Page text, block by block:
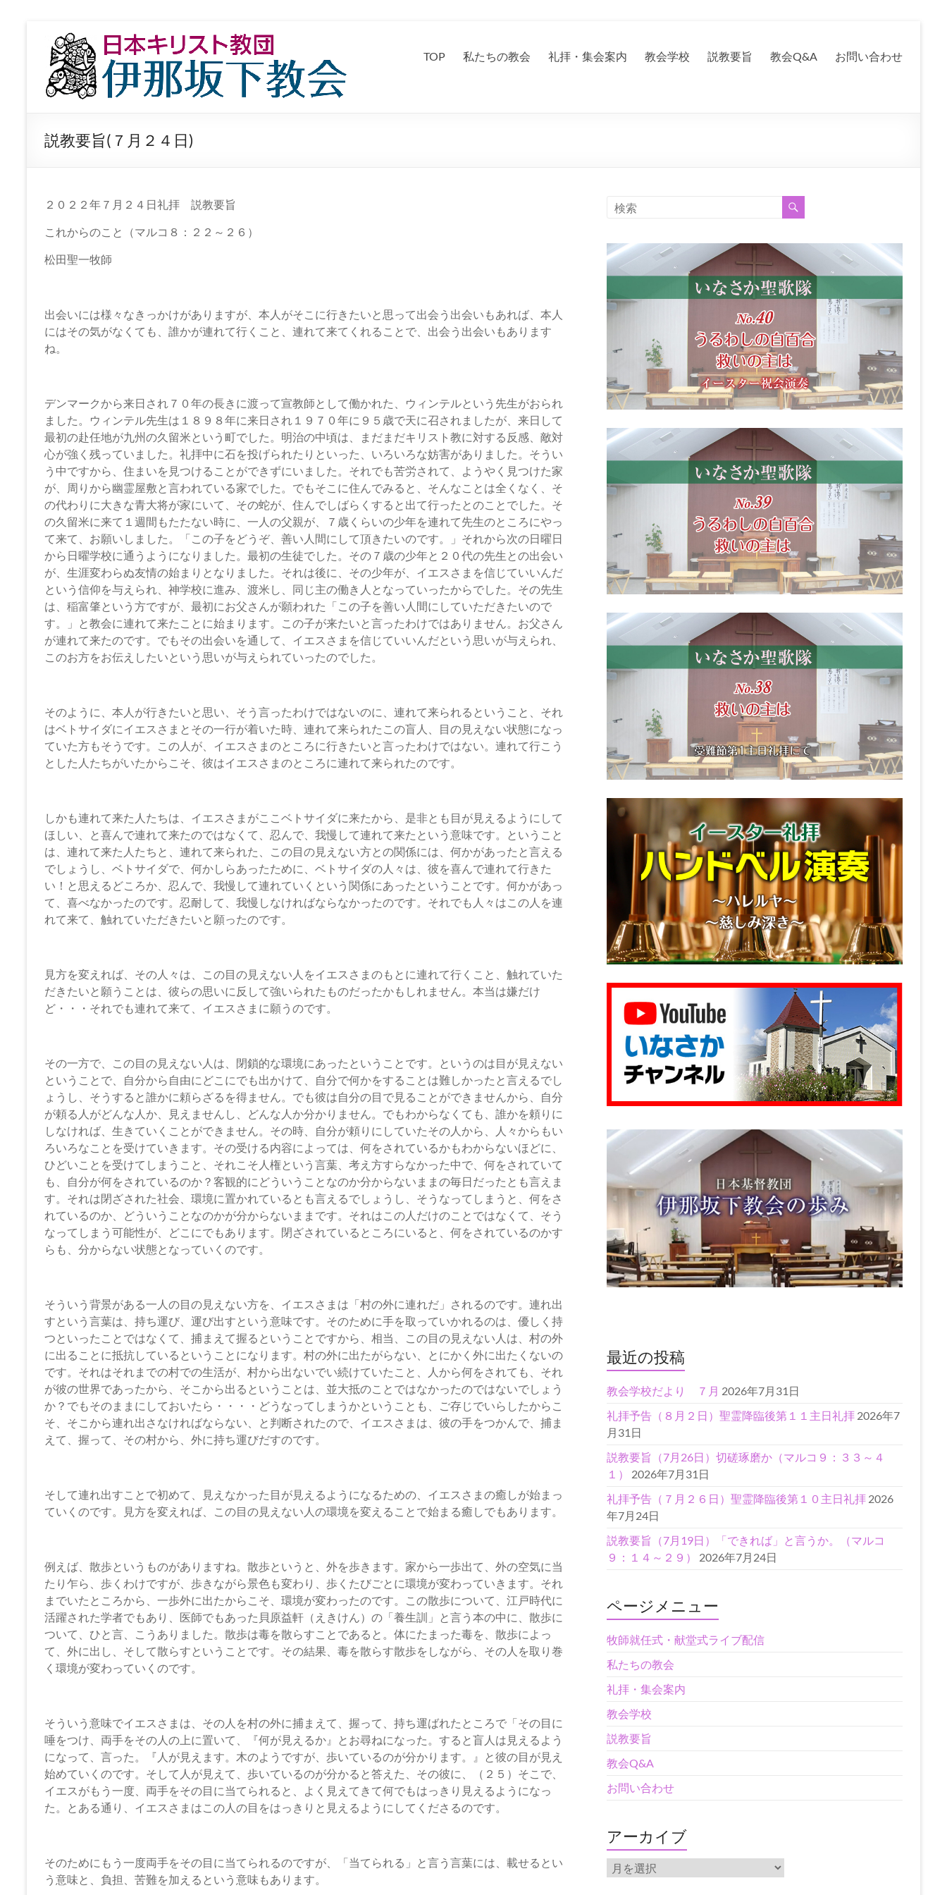
日
本
キ
リ
ス
教
団
伊
坂
下
会
イ
エ
ス・
キ
リ
ス
ト
の
父
な
る
神
TOP 私たちの教会 礼拝・集会案内 教会学校 説教要旨 教会Q&A お問い合わせ
説教要旨(７月２４日)
２０２２年７月２４日礼拝 説教要旨
これからのこと（マルコ８：２２～２６）
松田聖一牧師
出会いには様々なきっかけがありますが、本人がそこに行きたいと思って出会う出会いもあれば、本人
にはその気がなくても、誰かが連れて行くこと、連れて来てくれることで、出会う出会いもあります
ね。
デンマークから来日され７０年の長きに渡って宣教師として働かれた、ウィンテルという先生がおられ
ました。ウィンテル先生は１８９８年に来日され１９７０年に９５歳で天に召されましたが、来日して
最初の赴任地が九州の久留米という町でした。明治の中頃は、まだまだキリスト教に対する反感、敵対
心が強く残っていました。礼拝中に石を投げられたりといった、いろいろな妨害がありました。そうい
う中ですから、住まいを見つけることができずにいました。それでも苦労されて、ようやく見つけた家
が、周りから幽霊屋敷と言われている家でした。でもそこに住んでみると、そんなことは全くなく、そ
の代わりに大きな青大将が家にいて、その蛇が、住んでしばらくすると出て行ったとのことでした。そ
の久留米に来て１週間もたたない時に、一人の父親が、７歳くらいの少年を連れて先生のところにやっ
て来て、お願いしました。「この子をどうぞ、善い人間にして頂きたいのです。」それから次の日曜日
から日曜学校に通うようになりました。最初の生徒でした。その７歳の少年と２０代の先生との出会い
が、生涯変わらぬ友情の始まりとなりました。それは後に、その少年が、イエスさまを信じていいんだ
という信仰を与えられ、神学校に進み、渡米し、同じ主の働き人となっていったからでした。その先生
は、稲富肇という方ですが、最初にお父さんが願われた「この子を善い人間にしていただきたいので
す。」と教会に連れて来たことに始まります。この子が来たいと言ったわけではありません。お父さん
が連れて来たのです。でもその出会いを通して、イエスさまを信じていいんだという思いが与えられ、
このお方をお伝えしたいという思いが与えられていったのでした。
そのように、本人が行きたいと思い、そう言ったわけではないのに、連れて来られるということ、それ
はベトサイダにイエスさまとその一行が着いた時、連れて来られたこの盲人、目の見えない状態になっ
ていた方もそうです。この人が、イエスさまのところに行きたいと言ったわけではない。連れて行こう
とした人たちがいたからこそ、彼はイエスさまのところに連れて来られたのです。
しかも連れて来た人たちは、イエスさまがここベトサイダに来たから、是非とも目が見えるようにして
ほしい、と喜んで連れて来たのではなくて、忍んで、我慢して連れて来たという意味です。ということ
は、連れて来た人たちと、連れて来られた、この目の見えない方との関係には、何かがあったと言える
でしょうし、ベトサイダで、何かしらあったために、ベトサイダの人々は、彼を喜んで連れて行きた
い！と思えるどころか、忍んで、我慢して連れていくという関係にあったということです。何かがあっ
て、喜べなかったのです。忍耐して、我慢しなければならなかったのです。それでも人々はこの人を連
れて来て、触れていただきたいと願ったのです。
見方を変えれば、その人々は、この目の見えない人をイエスさまのもとに連れて行くこと、触れていた
だきたいと願うことは、彼らの思いに反して強いられたものだったかもしれません。本当は嫌だけ
ど・・・それでも連れて来て、イエスさまに願うのです。
その一方で、この目の見えない人は、閉鎖的な環境にあったということです。というのは目が見えない
ということで、自分から自由にどこにでも出かけて、自分で何かをすることは難しかったと言えるでし
ょうし、そうすると誰かに頼らざるを得ません。でも彼は自分の目で見ることができませんから、自分
が頼る人がどんな人か、見えませんし、どんな人か分かりません。でもわからなくても、誰かを頼りに
しなければ、生きていくことができません。その時、自分が頼りにしていたその人から、人々からもい
ろいろなことを受けていきます。その受ける内容によっては、何をされているかもわからないほどに、
ひどいことを受けてしまうこと、それこそ人権という言葉、考え方すらなかった中で、何をされていて
も、自分が何をされているのか？客観的にどういうことなのか分からないままの毎日だったとも言えま
す。それは閉ざされた社会、環境に置かれているとも言えるでしょうし、そうなってしまうと、何をさ
れているのか、どういうことなのかが分からないままです。それはこの人だけのことではなくて、そう
なってしまう可能性が、どこにでもあります。閉ざされているところにいると、何をされているのかす
らも、分からない状態となっていくのです。
そういう背景がある一人の目の見えない方を、イエスさまは「村の外に連れだ」されるのです。連れ出
すという言葉は、持ち運び、運び出すという意味です。そのために手を取っていかれるのは、優しく持
つといったことではなくて、捕まえて握るということですから、相当、この目の見えない人は、村の外
に出ることに抵抗しているということになります。村の外に出たがらない、とにかく外に出たくないの
です。それはそれまでの村での生活が、村から出ないでい続けていたこと、人から何をされても、それ
が彼の世界であったから、そこから出るということは、並大抵のことではなかったのではないでしょう
か？でもそのままにしておいたら・・・・どうなってしまうかということも、ご存じでいらしたからこ
そ、そこから連れ出さなければならない、と判断されたので、イエスさまは、彼の手をつかんで、捕ま
えて、握って、その村から、外に持ち運びだすのです。
そして連れ出すことで初めて、見えなかった目が見えるようになるための、イエスさまの癒しが始まっ
ていくのです。見方を変えれば、この目の見えない人の環境を変えることで始まる癒しでもあります。
例えば、散歩というものがありますね。散歩というと、外を歩きます。家から一歩出て、外の空気に当
たり乍ら、歩くわけですが、歩きながら景色も変わり、歩くたびごとに環境が変わっていきます。それ
までいたところから、一歩外に出たからこそ、環境が変わったのです。この散歩について、江戸時代に
活躍された学者でもあり、医師でもあった貝原益軒（えきけん）の「養生訓」と言う本の中に、散歩に
ついて、ひと言、こうありました。散歩は毒を散らすことであると。体にたまった毒を、散歩によっ
て、外に出し、そして散らすということです。その結果、毒を散らす散歩をしながら、その人を取り巻
く環境が変わっていくのです。
そういう意味でイエスさまは、その人を村の外に捕まえて、握って、持ち運ばれたところで「その目に
唾をつけ、両手をその人の上に置いて、『何が見えるか』とお尋ねになった。すると盲人は見えるよう
になって、言った。『人が見えます。木のようですが、歩いているのが分かります。』と彼の目が見え
始めていくのです。そして人が見えて、歩いているのが分かると答えた、その彼に、（２５）そこで、
イエスがもう一度、両手をその目に当てられると、よく見えてきて何でもはっきり見えるようになっ
た。とある通り、イエスさまはこの人の目をはっきりと見えるようにしてくださるのです。
そのためにもう一度両手をその目に当てられるのですが、「当てられる」と言う言葉には、載せるとい
う意味と、負担、苦難を加えるという意味もあります。
最近の投稿
教会学校だより ７月 2026年7月31日
礼拝予告（８月２日）聖霊降臨後第１１主日礼拝 2026年7
月31日
説教要旨（7月26日）切磋琢磨か（マルコ９：３３～４
１）
2026年7月31日
礼拝予告（７月２６日）聖霊降臨後第１０主日礼拝 2026
年7月24日
説教要旨（7月19日）「できれば」と言うか。（マルコ
９：１４～２９）
2026年7月24日
ページメニュー
牧師就任式・献堂式ライブ配信
私たちの教会
礼拝・集会案内
教会学校
説教要旨
教会Q&A
お問い合わせ
アーカイブ
ア
ー